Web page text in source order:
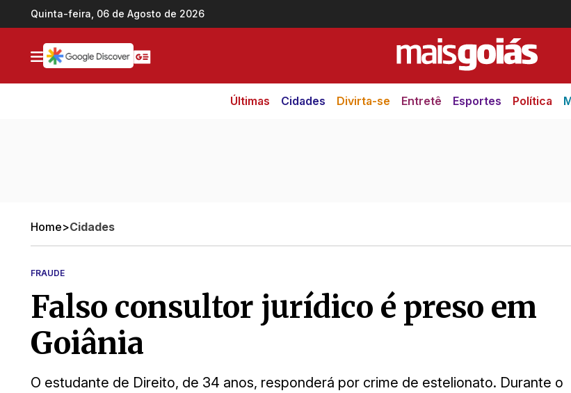
Ir direto pro conteúdo
Quinta-feira, 06 de Agosto de 2026
Últimas Cidades Divirta-se Entretê Esportes Política
Home>Cidades
FRAUDE
Falso consultor jurídico é preso em
Goiânia
O estudante de Direito, de 34 anos, responderá por crime de estelionato. Durante o